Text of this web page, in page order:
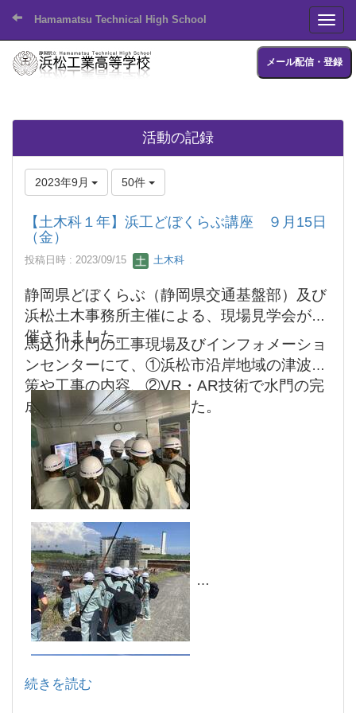
Hamamatsu Technical High School
メール配信・登録
活動の記録
2023年9月 50件
【土木科１年】浜工どぼくらぶ講座 ９月15日
（金）
投稿日時 : 2023/09/15 土木科
静岡県どぼくらぶ（静岡県交通基盤部）及び
浜松土木事務所主催による、現場見学会が開
催されました。
馬込川水門の工事現場及びインフォメーショ
ンセンターにて、①浜松市沿岸地域の津波対
策や工事の内容、②VR・AR技術で水門の完
成形体験などを行いました。
続きを読む